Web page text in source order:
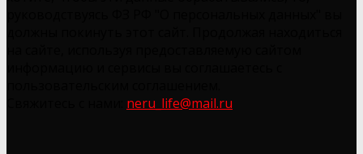
neru_life@mail.ru